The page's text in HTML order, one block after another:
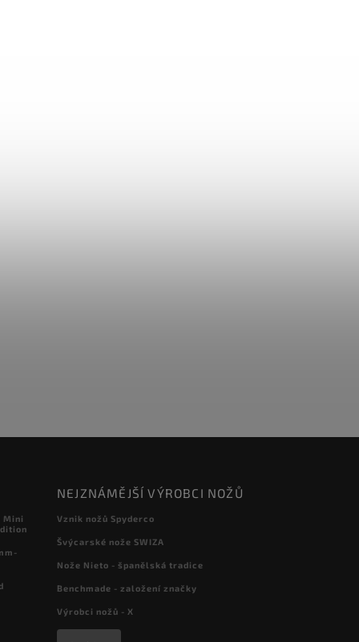
Mini
NEJZNÁMĚJŠÍ VÝROBCI NOŽŮ
Vznik nožů Spyderco
Švýcarské nože SWIZA
Nože Nieto - španělská tradice
Benchmade - založení značky
Výrobci nožů - X